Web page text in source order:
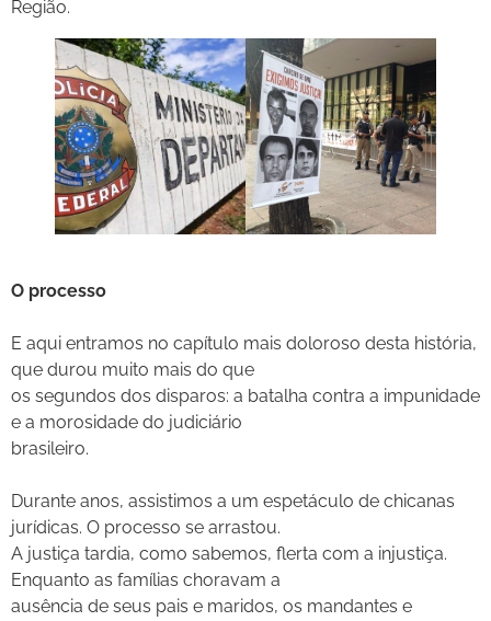
Região.
O processo
E aqui entramos no capítulo mais doloroso desta história,
que durou muito mais do que
os segundos dos disparos: a batalha contra a impunidade
e a morosidade do judiciário
brasileiro.
Durante anos, assistimos a um espetáculo de chicanas
jurídicas. O processo se arrastou.
A justiça tardia, como sabemos, flerta com a injustiça.
Enquanto as famílias choravam a
ausência de seus pais e maridos, os mandantes e